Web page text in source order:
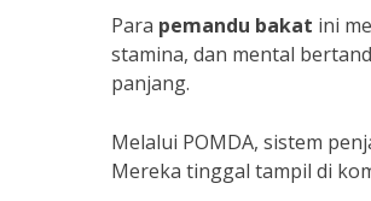
Para pemandu bakat ini
stamina, dan mental
panjang.
Melalui POMDA, sistem
Mereka tinggal tampil di